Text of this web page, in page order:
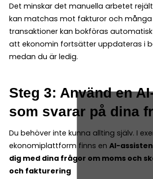
Det minskar det manuella arbetet
kan matchas mot fakturor och
transaktioner kan bokföras
att ekonomin fortsätter uppdateras i
medan du är ledig.
Steg 3: Använd en
som svarar på dina
Du behöver inte kunna allting själv. I
ekonomiplattform finns en AI-
dig med dina frågor om moms och
och fakturering